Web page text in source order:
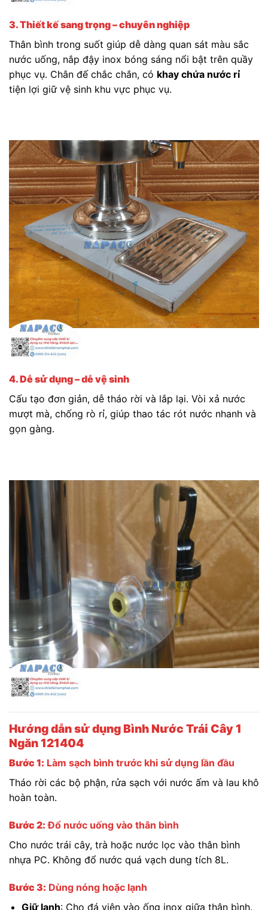
3. Thiết kế sang trọng – chuyên nghiệp
Thân bình trong suốt giúp dễ dàng quan sát màu sắc
nước uống, nắp đậy inox bóng sáng nổi bật trên quầy
phục vụ. Chân đế chắc chắn, có khay chứa nước rỉ
tiện lợi giữ vệ sinh khu vực phục vụ.
4. Dễ sử dụng – dễ vệ sinh
Cấu tạo đơn giản, dễ tháo rời và lắp lại. Vòi xả nước
mượt mà, chống rò rỉ, giúp thao tác rót nước nhanh và
gọn gàng.
Hướng dẫn sử dụng Bình Nước Trái Cây 1
Ngăn 121404
Bước 1: Làm sạch bình trước khi sử dụng lần đầu
Tháo rời các bộ phận, rửa sạch với nước ấm và lau khô
hoàn toàn.
Bước 2: Đổ nước uống vào thân bình
Cho nước trái cây, trà hoặc nước lọc vào thân bình
nhựa PC. Không đổ nước quá vạch dung tích 8L.
Bước 3: Dùng nóng hoặc lạnh
Giữ lạnh: Cho đá viên vào ống inox giữa thân bình.